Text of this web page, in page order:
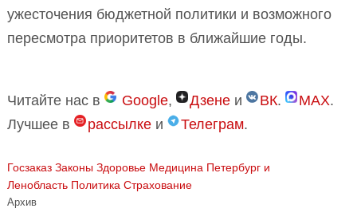
ужесточения бюджетной политики и возможного
пересмотра приоритетов в ближайшие годы.
Читайте нас в Google, Дзене и ВК. MAX.
Лучшее в
рассылке и Телеграм.
Госзаказ Законы Здоровье Медицина Петербург и
Ленобласть Политика Страхование
Архив